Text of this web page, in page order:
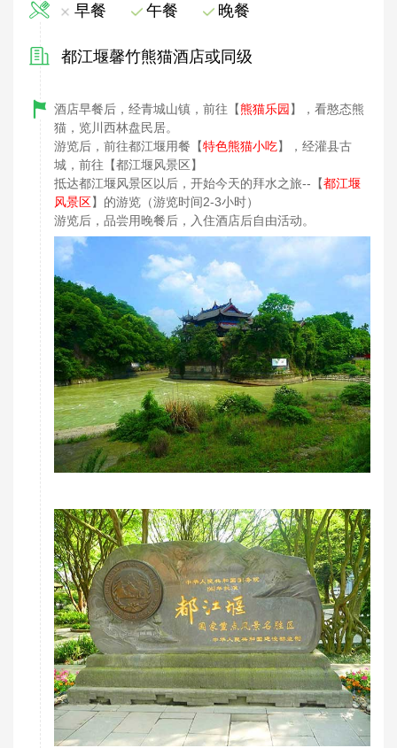
早餐 午餐 晚餐
都江堰馨竹熊猫酒店或同级
酒店早餐后，经青城山镇，前往【熊猫乐园 】，看憨态熊
猫，览川西林盘民居。
游览后，前往都江堰用餐【特色熊猫小吃】，经灌县古
城，前往【都江堰风景区】
抵达都江堰风景区以后，开始今天的拜水之旅--【都江堰
风景区】的游览（游览时间2-3小时）
游览后，品尝用晚餐后，入住酒店后自由活动。